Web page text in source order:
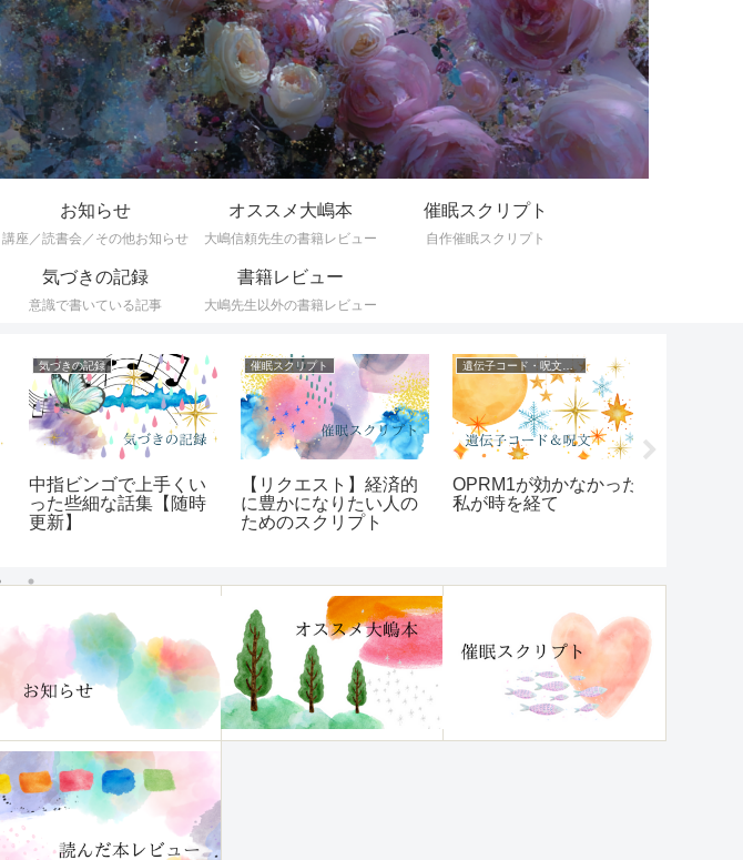
お知らせ
講座／読書会／その他お知らせ
オススメ大嶋本
大嶋信頼先生の書籍レビュー
催眠スクリプト
自作催眠スクリプト
気づきの記録
意識で書いている記事
書籍レビュー
大嶋先生以外の書籍レビュー
気づきの記録
中指ビンゴで上手くい
った些細な話集【随時
更新】
催眠スクリプト
【リクエスト】経済的
に豊かになりたい人の
ためのスクリプト
遺伝子コード・呪文一覧
OPRM1が効かなかった
私が時を経て